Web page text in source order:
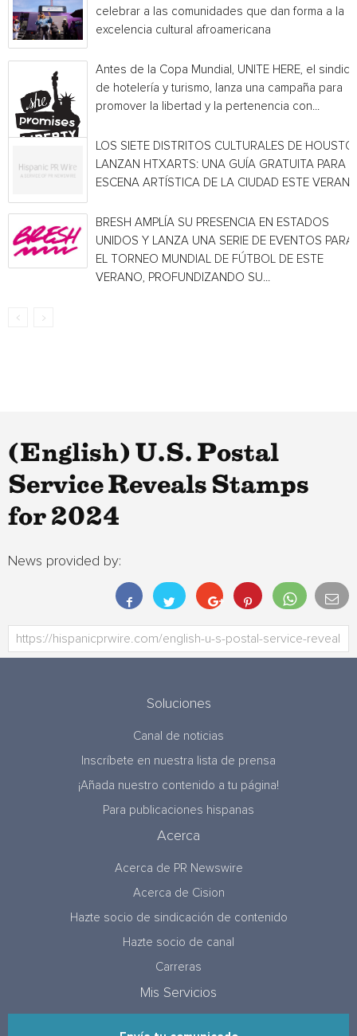
celebrar a las comunidades que dan forma a la
excelencia cultural afroamericana
Antes de la Copa Mundial, UNITE HERE, el
de hotelería y turismo, lanza una campaña para
promover la libertad y la pertenencia con...
LOS SIETE DISTRITOS CULTURALES DE
LANZAN HTXARTS: UNA GUÍA GRATUITA PARA
ESCENA ARTÍSTICA DE LA CIUDAD ESTE
BRESH AMPLÍA SU PRESENCIA EN ESTADOS
UNIDOS Y LANZA UNA SERIE DE EVENTOS PARA
EL TORNEO MUNDIAL DE FÚTBOL DE ESTE
VERANO, PROFUNDIZANDO SU...
(English) U.S. Postal
Service Reveals Stamps
for 2024
News provided by:
Soluciones
Canal de noticias
Inscríbete en nuestra lista de prensa
¡Añada nuestro contenido a tu página!
Para publicaciones hispanas
Acerca
Acerca de PR Newswire
Acerca de Cision
Hazte socio de sindicación de contenido
Hazte socio de canal
Carreras
Mis Servicios